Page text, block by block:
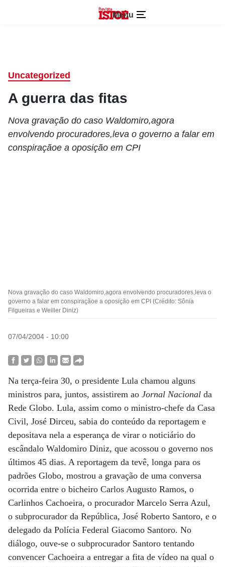
Menu
Uncategorized
A guerra das fitas
Nova gravação do caso Waldomiro,agora
envolvendo procuradores,leva o governo a falar em
conspiraçãoe a oposição em CPI
Nova gravação do caso Waldomiro,agora envolvendo procuradores,leva o
governo a falar em conspiraçãoe a oposição em CPI (Crédito: Sônia
Filgueiras e Weiller Diniz)
07/04/2004 - 10:00
Na terça-feira 30, o presidente Lula chamou alguns
ministros para, juntos, assistirem ao Jornal Nacional da
Rede Globo. Lula, assim como o ministro-chefe da Casa
Civil, José Dirceu, sabia do conteúdo da reportagem e
depositava nela a esperança de virar o noticiário do
escândalo Waldomiro Diniz, que acossou o governo nos
últimos 45 dias. A reportagem da tevê, longa para os
padrões Globo, mostrou a gravação de uma conversa
ocorrida entre o bicheiro Carlos Augusto Ramos, o
Carlinhos Cachoeira, o procurador Marcelo Serra Azul,
o subprocurador da República, José Roberto Santoro, e o
delegado da Polícia Federal Giacomo Santoro. No
diálogo, ouve-se o subprocurador Santoro tentando
convencer Cachoeira a entregar a fita de vídeo na qual o